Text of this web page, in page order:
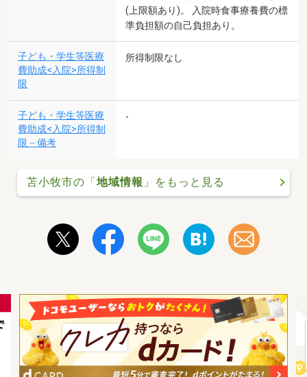
(上限額あり)。 入院時食事療養費の標
準負担額の自己負担あり。
子ども・学生等医療
費助成<入院>所得制
限
所得制限なし
子ども・学生等医療
費助成<入院>所得制
限－備考
-
苫小牧市の「地域情報 」をもっと見る